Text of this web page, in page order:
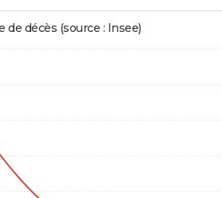
décès (source : Insee)